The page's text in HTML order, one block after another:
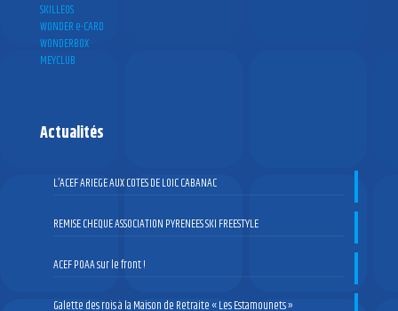
SKILLEOS
WONDER e-CARD
WONDERBOX
MEYCLUB
Actualités
L’ACEF ARIEGE AUX COTES DE LOIC CABANAC
REMISE CHEQUE ASSOCIATION PYRENEES SKI FREESTYLE
ACEF POAA sur le front !
Galette des rois à la Maison de Retraite « Les Estamounets »